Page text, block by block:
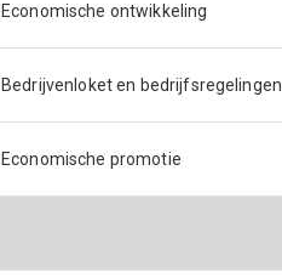
Economische ontwikkeling
Bedrijvenloket en bedrijfsregelingen
Economische promotie